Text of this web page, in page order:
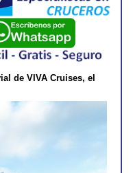
de VIVA Cruises, el